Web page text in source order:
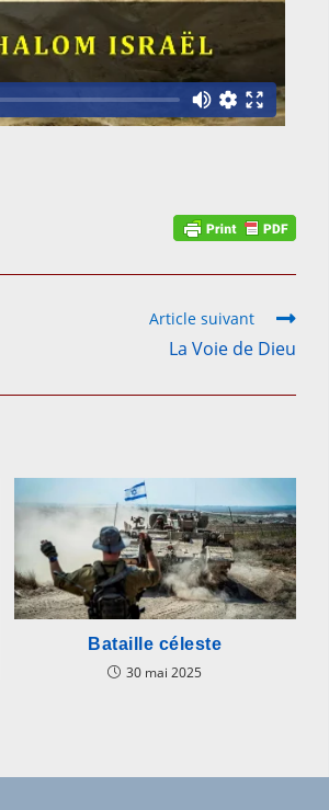
Article suivant
La Voie de Dieu
Bataille céleste
30 mai 2025